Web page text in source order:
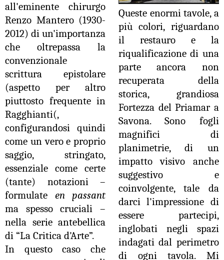
all'eminente chirurgo
Renzo Mantero (1930-
2012) di un'importanza
che oltrepassa la
convenzionale
scrittura epistolare
(aspetto per altro
piuttosto frequente in
Ragghianti(,
configurandosi quindi
come un vero e proprio
saggio, stringato,
essenziale come certe
(tante) notazioni –
formulate en passant
ma spesso cruciali –
nella serie antebellica
di “La Critica d'Arte”.
In questo caso che
Queste enormi tavole, a
più colori, riguardano
il restauro e la
riqualificazione di una
parte ancora non
recuperata della
storica, grandiosa
Fortezza del Priamar a
Savona. Sono fogli
magnifici di
planimetrie, di un
impatto visivo anche
suggestivo e
coinvolgente, tale da
darci l'impressione di
essere partecipi,
inglobati negli spazi
indagati dal perimetro
di ogni tavola. Mi